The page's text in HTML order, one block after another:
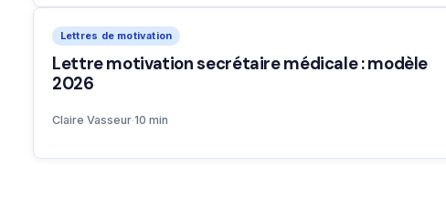
Lettres de motivation
Lettre motivation secrétaire médicale : modèle
2026
Claire Vasseur·10 min